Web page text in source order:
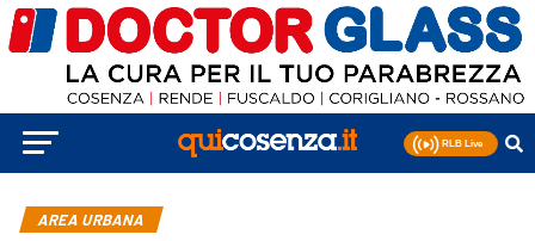
AREA URBANA